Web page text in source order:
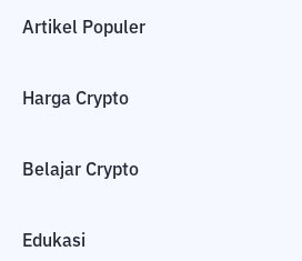
Artikel Populer
Harga Crypto
Belajar Crypto
Edukasi